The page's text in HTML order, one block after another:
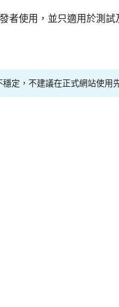
者使用，並只適用於測試
定，不建議在正式網站使用